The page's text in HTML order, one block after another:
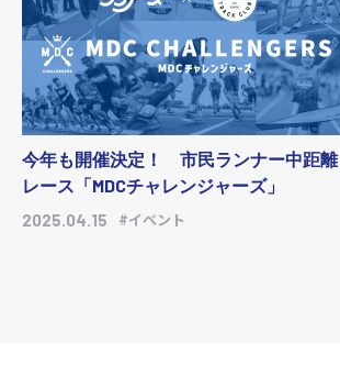
今年も開催決定！ 市民ランナー中距離
レース「MDCチャレンジャーズ」
2025.04.15 #イベント